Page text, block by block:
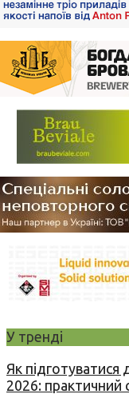
У тренді
Як
2026: практичний